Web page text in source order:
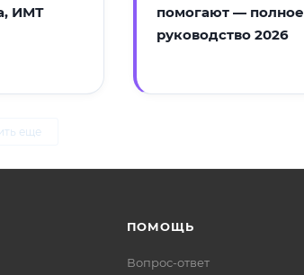
ИМТ
помогают — полное
руководство 2026
еще
ПОМОЩЬ
Вопрос-ответ